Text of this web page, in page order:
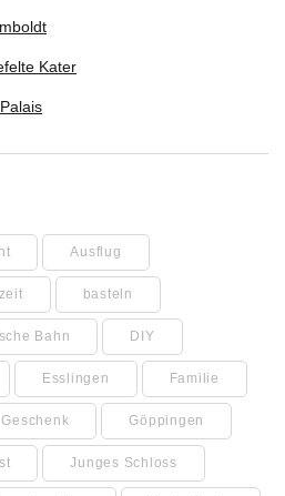
Kater
Ausflug
basteln
Bahn DIY
Esslingen Familie
Geschenk Göppingen
Junges Schloss